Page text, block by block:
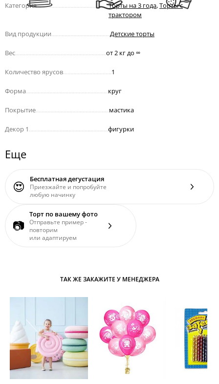
Категория.................................................Торты на 3 года,Торты с
трактором
Вид продукции Детские торты
Вес от 2 кг до ∞
Количество ярусов 1
Форма круг
Покрытие мастика
Декор 1 фигурки
Еще
😍 Бесплатная дегустация
Приезжайте и попробуйте
любую начинку
📷
Торт по вашему фото
Отправьте пример -
повторим
или адаптируем
ТАК ЖЕ ЗАКАЖИТЕ У МЕНЕДЖЕРА